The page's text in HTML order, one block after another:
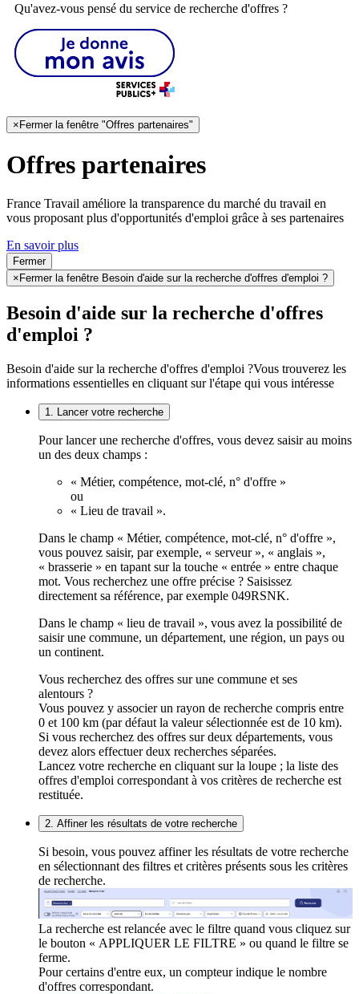
Qu'avez-vous pensé du service de recherche d'offres ?
×Fermer la fenêtre "Offres partenaires"
Offres partenaires
France Travail améliore la transparence du marché du travail en
vous proposant plus d'opportunités d'emploi grâce à ses partenaires
En savoir plus
Fermer
× Fermer la fenêtre Besoin d'aide sur la recherche d'offres d'emploi ?
Besoin d'aide sur la recherche d'offres
d'emploi ?
Besoin d'aide sur la recherche d'offres d'emploi ?Vous trouverez les
informations essentielles en cliquant sur l'étape qui vous intéresse
1. Lancer votre recherche
Pour lancer une recherche d'offres, vous devez saisir au moins
un des deux champs :
« Métier, compétence, mot-clé, n° d'offre »
ou
« Lieu de travail ».
Dans le champ « Métier, compétence, mot-clé, n° d'offre »,
vous pouvez saisir, par exemple, « serveur », « anglais »,
« brasserie » en tapant sur la touche « entrée » entre chaque
mot. Vous recherchez une offre précise ? Saisissez
directement sa référence, par exemple 049RSNK.
Dans le champ « lieu de travail », vous avez la possibilité de
saisir une commune, un département, une région, un pays ou
un continent.
Vous recherchez des offres sur une commune et ses
alentours ?
Vous pouvez y associer un rayon de recherche compris entre
0 et 100 km (par défaut la valeur sélectionnée est de 10 km).
Si vous recherchez des offres sur deux départements, vous
devez alors effectuer deux recherches séparées.
Lancez votre recherche en cliquant sur la loupe ; la liste des
offres d'emploi correspondant à vos critères de recherche est
restituée.
2. Affiner les résultats de votre recherche
Si besoin, vous pouvez affiner les résultats de votre recherche
en sélectionnant des filtres et critères présents sous les critères
de recherche.
La recherche est relancée avec le filtre quand vous cliquez sur
le bouton « APPLIQUER LE FILTRE » ou quand le filtre se
ferme.
Pour certains d'entre eux, un compteur indique le nombre
d'offres correspondant.